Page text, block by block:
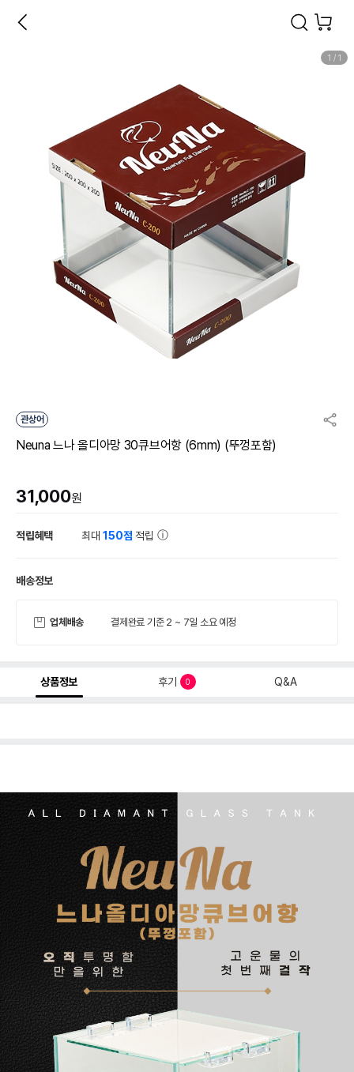
1 / 1
관상어
Neuna 느나 올디아망 30큐브어항 (6mm) (뚜껑포함)
31,000원
적립혜택 최대150점 적립
배송정보
업체배송 결제완료 기준 2 ~ 7일 소요 예정
상품정보 후기 0 Q&A